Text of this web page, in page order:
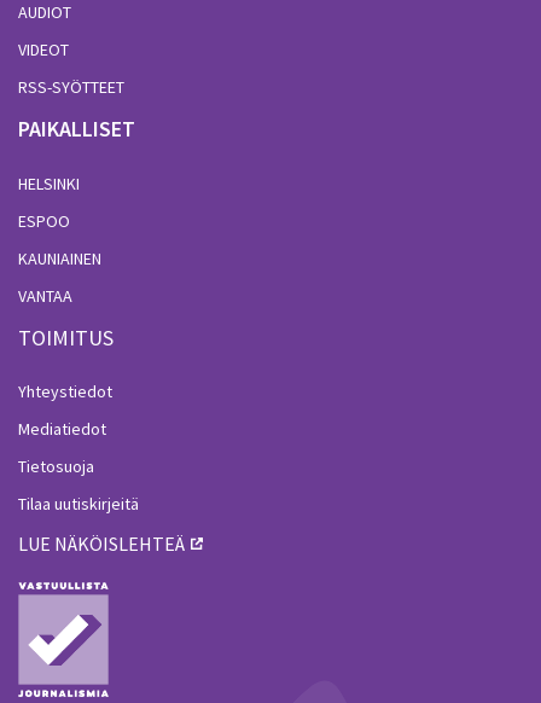
AUDIOT
VIDEOT
RSS-SYÖTTEET
PAIKALLISET
HELSINKI
ESPOO
KAUNIAINEN
VANTAA
TOIMITUS
Yhteystiedot
Mediatiedot
Tietosuoja
Tilaa uutiskirjeitä
LUE NÄKÖISLEHTEÄ